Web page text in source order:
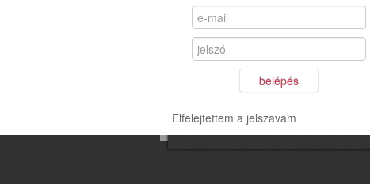
belépés
Elfelejtettem a jelszavam